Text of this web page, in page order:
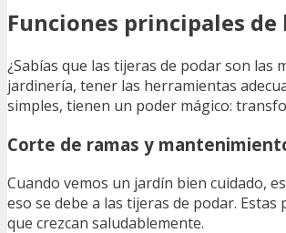
Funciones principales
¿Sabías que las tijeras de podar son
jardinería, tener las herramientas
simples, tienen un poder mágico:
Corte de ramas y
Cuando vemos un jardín bien cuidado,
eso se debe a las tijeras de podar.
que crezcan saludablemente.